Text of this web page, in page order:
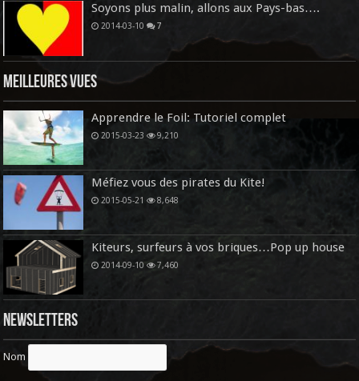
Soyons plus malin, allons aux Pays-bas….
2014-03-10 7
Meilleures vues
Apprendre le Foil: Tutoriel complet
2015-03-23 9,210
Méfiez vous des pirates du Kite!
2015-05-21 8,648
Kiteurs, surfeurs à vos briques…Pop up house
2014-09-10 7,460
Newsletters
Nom